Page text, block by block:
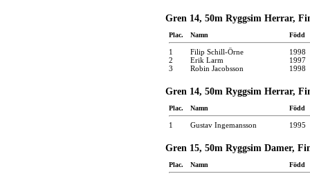
Gren 14, 50m Ryggsim Herrar,
Plac. Namn Född
1 Filip Schill-Örne
1998
2
Erik Larm
1997
3
Robin Jacobsson 1998
Gren 14, 50m Ryggsim Herrar,
Plac. Namn Född
1 Gustav Ingemansson 1995
Gren 15, 50m Ryggsim Damer,
Plac. Namn Född